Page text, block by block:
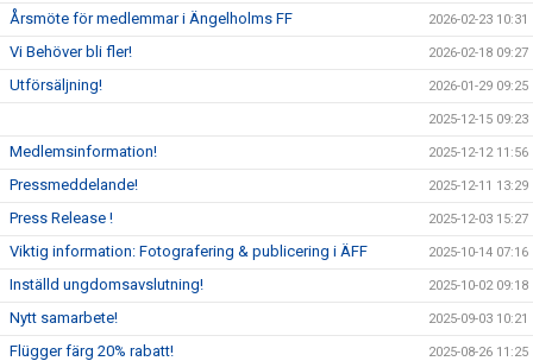
Årsmöte för medlemmar i Ängelholms FF 2026-02-23 10:31
Vi Behöver bli fler! 2026-02-18 09:27
Utförsäljning! 2026-01-29 09:25
2025-12-15 09:23
Medlemsinformation! 2025-12-12 11:56
Pressmeddelande! 2025-12-11 13:29
Press Release ! 2025-12-03 15:27
Viktig information: Fotografering & publicering i ÄFF 2025-10-14 07:16
Inställd ungdomsavslutning! 2025-10-02 09:18
Nytt samarbete! 2025-09-03 10:21
Flügger färg 20% rabatt! 2025-08-26 11:25